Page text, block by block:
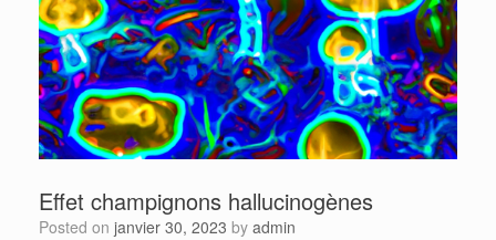
Effet champignons hallucinogènes
Posted on janvier 30, 2023 by admin